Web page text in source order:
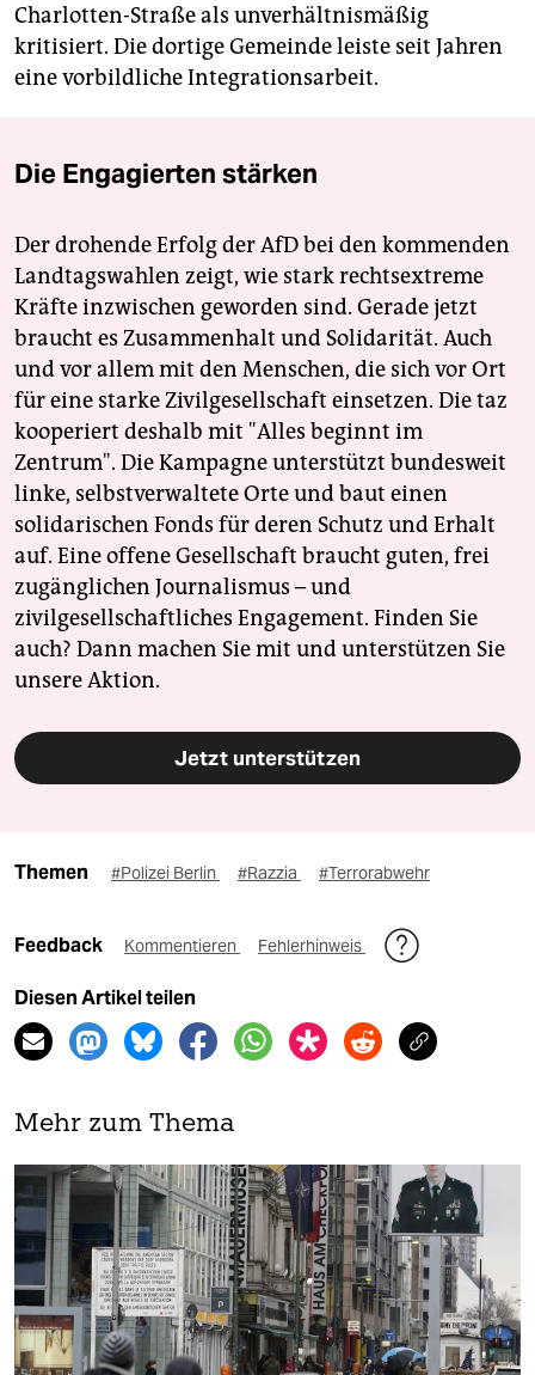
Charlotten-Straße als unverhältnismäßig
kritisiert. Die dortige Gemeinde leiste seit Jahren
eine vorbildliche Integrationsarbeit.
Die Engagierten stärken
Der drohende Erfolg der AfD bei den kommenden
Landtagswahlen zeigt, wie stark rechtsextreme
Kräfte inzwischen geworden sind. Gerade jetzt
braucht es Zusammenhalt und Solidarität. Auch
und vor allem mit den Menschen, die sich vor Ort
für eine starke Zivilgesellschaft einsetzen. Die taz
kooperiert deshalb mit "Alles beginnt im
Zentrum". Die Kampagne unterstützt bundesweit
linke, selbstverwaltete Orte und baut einen
solidarischen Fonds für deren Schutz und Erhalt
auf. Eine offene Gesellschaft braucht guten, frei
zugänglichen Journalismus – und
zivilgesellschaftliches Engagement. Finden Sie
auch? Dann machen Sie mit und unterstützen Sie
unsere Aktion.
Jetzt unterstützen
Themen #Polizei Berlin #Razzia #Terrorabwehr
Feedback Kommentieren Fehlerhinweis
Diesen Artikel teilen
Mehr zum Thema